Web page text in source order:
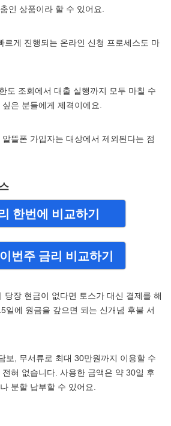
인 상품이라 할 수 있어요.
르게 진행되는 온라인 신청 프로세스도 마
도 조회에서 대출 실행까지 모두 마칠 수
은 분들에게 제격이에요.
뜰폰 가입자는 대상에서 제외된다는 점
한번에 비교하기
번주 금리 비교하기
당장 현금이 없다면 토스가 대신 결제를 해
일에 원금을 갚으면 되는 신개념 후불 서
보, 무서류로 최대 30만원까지 이용할 수
혀 없습니다. 사용한 금액은 약 30일 후
분할 납부할 수 있어요.